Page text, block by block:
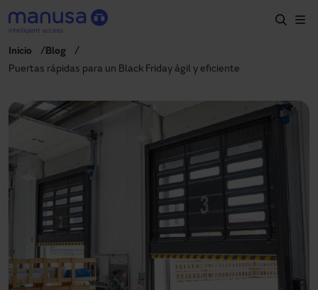
Pasar al contenido principal
Servicios
Prescripción
Proyectos
Sobre nosotros
ES
900827700
Inicio
Blog
Puertas rápidas para un Black Friday ágil y eficiente